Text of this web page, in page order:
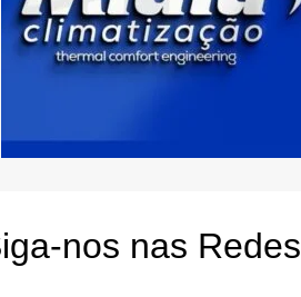
nos nas Redes